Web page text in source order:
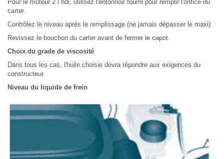
Pour le moteur 2 l hdi, utilisez l'entonnoir fourni pour remplir l'orifice du
carter.
Contrôlez le niveau après le remplissage (ne jamais dépasser le maxi).
Revissez le bouchon du carter avant de fermer le capot.
Choix du grade de viscosité
Dans tous les cas, l'huile choisie devra répondre aux exigences du
constructeur.
Niveau du liquide de frein